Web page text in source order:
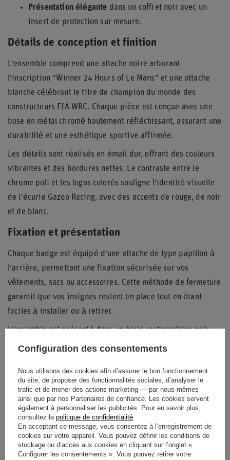
Présentation élégante dans un coffret noir avec un
insert de protection sur mesure.
Détails de conception et finition
L'ensemble comprend une attache noire arborant
l'inscription "Winner 24 Hours of Le Mans" et une attache
blanche célébrant le titre de champion du monde des
constructeurs FIA WRC. Chaque pièce est conçue avec une
base en métal chromé hautement réfléchissant, assurant une
durabilité et une esthétique sportive affirmée.
Les détails sont réalisés en émail dur, offrant des couleurs
vibrantes et des bordures nettes. Le contraste entre le
chrome poli et les logos colorés souligne l'identité visuelle
de l'écurie Gazoo Racing, avec des accents de rouge, de noir
et de blanc.
Fixation et présentation
Chaque badge est équipé d'une attache de type papillon à
l'arrière, permettant une fixation sécurisée sur vos
vêtements, sacs ou accessoires. Cette méthode de fermeture
garantit que vos insignes restent en place tout en étant
faciles à installer ou à retirer.
L'ensemble est présenté dans un écrin rectangulaire noir
avec une doublure intérieure douce. Ce coffret protège non
sert également de support d'exposition idéal pour les
collectionneurs et les passionnés de sport automobile.
Catégorie Boutons
Couleur Noir Blanc
Configuration des consentements
Nous utilisons des cookies afin d’assurer le bon fonctionnement
du site, de proposer des fonctionnalités sociales, d’analyser le
trafic et de mener des actions marketing — par nous-mêmes
ainsi que par nos Partenaires de confiance. Les cookies servent
également à personnaliser les publicités. Pour en savoir plus,
consultez la politique de confidentialité
En acceptant ce message, vous consentez à l’enregistrement de
cookies sur votre appareil. Vous pouvez définir les conditions de
stockage ou d’accès aux cookies en cliquant sur l’onglet «
Configurer les consentements ». Vous pouvez retirer votre